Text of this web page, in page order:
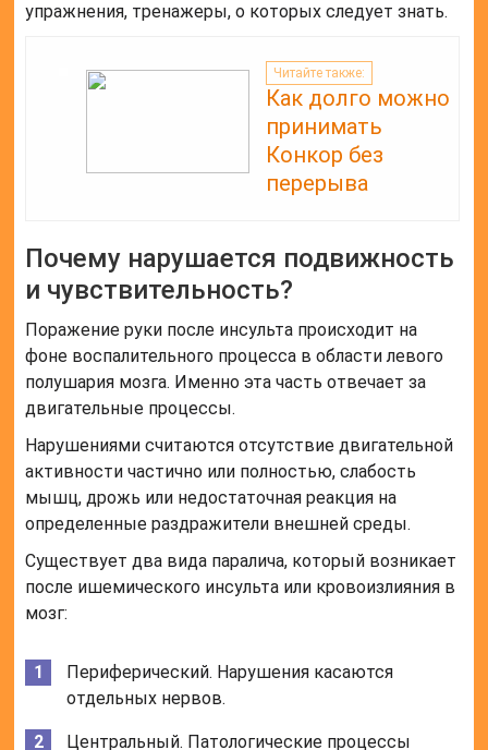
упражнения, тренажеры, о которых следует знать.
Читайте также:
Как долго можно
принимать
Конкор без
перерыва
Почему нарушается подвижность
и чувствительность?
Поражение руки после инсульта происходит на
фоне воспалительного процесса в области левого
полушария мозга. Именно эта часть отвечает за
двигательные процессы.
Нарушениями считаются отсутствие двигательной
активности частично или полностью, слабость
мышц, дрожь или недостаточная реакция на
определенные раздражители внешней среды.
Существует два вида паралича, который возникает
после ишемического инсульта или кровоизлияния в
мозг:
Периферический. Нарушения касаются
отдельных нервов.
Центральный. Патологические процессы